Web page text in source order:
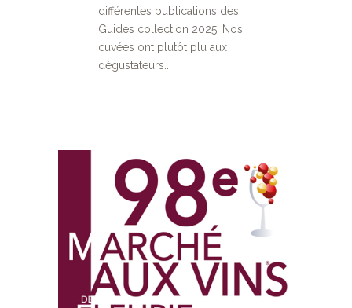
différentes publications des
Guides collection 2025. Nos
cuvées ont plutôt plu aux
dégustateurs...